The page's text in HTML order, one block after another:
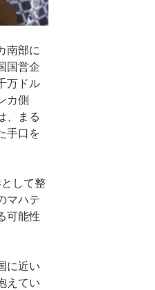
南部に
国営企
万ドル
カ側
、まる
手口を
して整
マハテ
可能性
に近い
えてい